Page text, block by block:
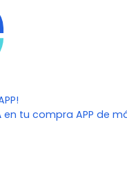
en tu compra APP de